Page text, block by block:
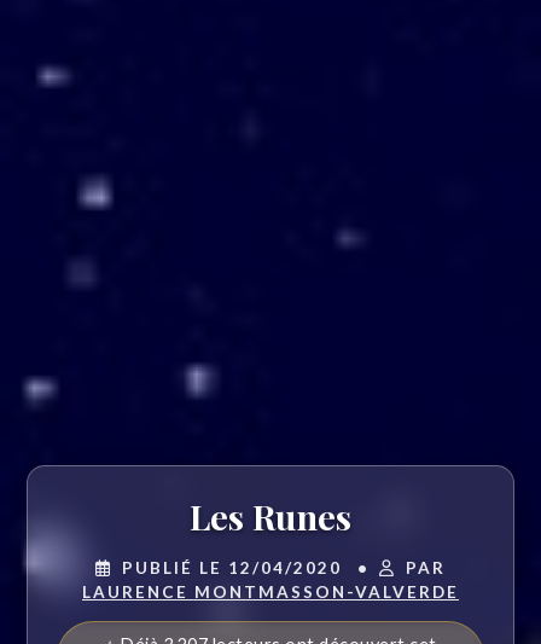
Les Runes
PUBLIÉ LE 12/04/2020 •
PAR
LAURENCE MONTMASSON-VALVERDE